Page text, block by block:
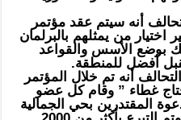
أنه سيتم عقد مؤتمر
اختيار من يمثلهم بالبرلمان
بوضع الأسس والقواعد
أفضل للمنطقة.
أنه تم خلال المؤتمر
غطاء ” وقام كل عضو
المقتدرين بحي الجمالية